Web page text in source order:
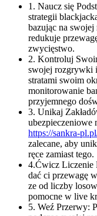
1. Naucz się
strategii
bazując na
redukuje
zwycięstwo.
2. Kontroluj
swojej rozgrywki
stratami swoim
monitorowanie
przyjemnego
3. Unikaj
ubezpieczeniowe
https://sankra-
zalecane, aby
ręce zamiast tego.
4.Ćwicz Liczenie
dać ci przewagę
ze od liczby
pomocne w live
5. Weź Przerwy: